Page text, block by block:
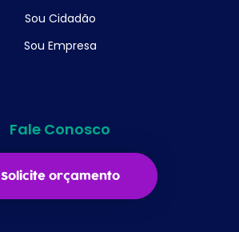
Sou Cidadão
Sou Empresa
Fale Conosco
Solicite orçamento